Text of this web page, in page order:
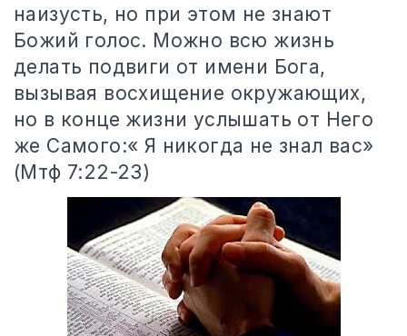
наизусть, но при этом не знают
Божий голос. Можно всю жизнь
делать подвиги от имени Бога,
вызывая восхищение окружающих,
но в конце жизни услышать от Него
же Самого:« Я никогда не знал вас»
(Мтф 7:22-23)